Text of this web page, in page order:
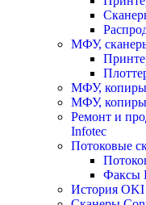
МФУ,
МФУ,
МФУ,
Ремонт и
Infotec
Потоковые
Факсы
История OKI